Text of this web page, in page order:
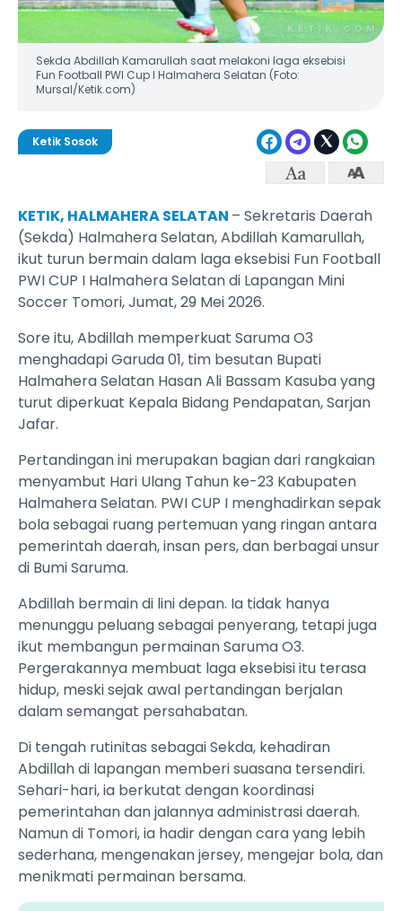
Sekda Abdillah Kamarullah saat melakoni laga eksebisi
Fun Football PWI Cup I Halmahera Selatan (Foto:
Mursal/Ketik.com)
Ketik Sosok
KETIK, HALMAHERA SELATAN – Sekretaris Daerah
(Sekda) Halmahera Selatan, Abdillah Kamarullah,
ikut turun bermain dalam laga eksebisi Fun Football
PWI CUP I Halmahera Selatan di Lapangan Mini
Soccer Tomori, Jumat, 29 Mei 2026.
Sore itu, Abdillah memperkuat Saruma O3
menghadapi Garuda 01, tim besutan Bupati
Halmahera Selatan Hasan Ali Bassam Kasuba yang
turut diperkuat Kepala Bidang Pendapatan, Sarjan
Jafar.
Pertandingan ini merupakan bagian dari rangkaian
menyambut Hari Ulang Tahun ke-23 Kabupaten
Halmahera Selatan. PWI CUP I menghadirkan sepak
bola sebagai ruang pertemuan yang ringan antara
pemerintah daerah, insan pers, dan berbagai unsur
di Bumi Saruma.
Abdillah bermain di lini depan. Ia tidak hanya
menunggu peluang sebagai penyerang, tetapi juga
ikut membangun permainan Saruma O3.
Pergerakannya membuat laga eksebisi itu terasa
hidup, meski sejak awal pertandingan berjalan
dalam semangat persahabatan.
Di tengah rutinitas sebagai Sekda, kehadiran
Abdillah di lapangan memberi suasana tersendiri.
Sehari-hari, ia berkutat dengan koordinasi
pemerintahan dan jalannya administrasi daerah.
Namun di Tomori, ia hadir dengan cara yang lebih
sederhana, mengenakan jersey, mengejar bola, dan
menikmati permainan bersama.